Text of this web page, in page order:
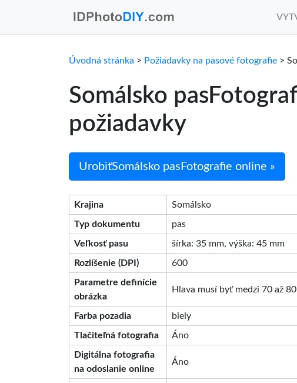
Úvodná stránka > Požiadavky na pasové fotografie >
Somálsko
požiadavky
UrobiťSomálsko pasFotografie online »
Krajina Somálsko
Typ dokumentu pas
Veľkosť pasu šírka: 35 mm, výška: 45 mm
Rozlíšenie (DPI) 600
Parametre definície
obrázka
Hlava musí byť medzi 70 až
Farba pozadia biely
Tlačiteľná fotografia Áno
Digitálna fotografia
na odoslanie online
Áno